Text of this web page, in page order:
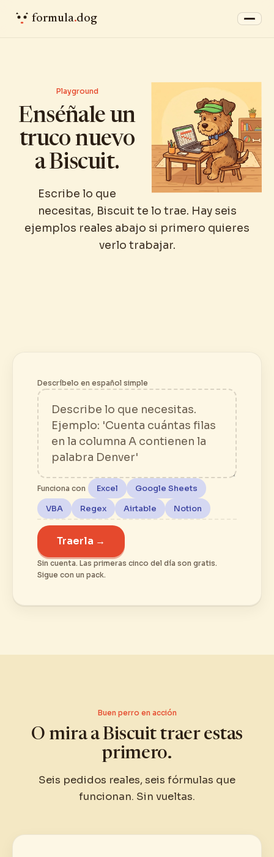
formula.dog
Playground
Enséñale un
truco nuevo
a Biscuit.
Escribe lo que
necesitas, Biscuit te lo trae. Hay seis
ejemplos reales abajo si primero quieres
verlo trabajar.
Descríbelo en español simple
Funciona con Excel
Google Sheets
VBA
Regex Airtable Notion
Traerla →
Sin cuenta. Las primeras cinco del día son gratis.
Sigue con un pack.
Buen perro en acción
O mira a Biscuit traer estas
primero.
Seis pedidos reales, seis fórmulas que
funcionan. Sin vueltas.